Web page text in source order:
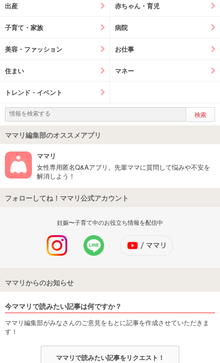
出産 赤ちゃん・育児
子育て・家族 病院
美容・ファッション お仕事
住まい マネー
トレンド・イベント
ママリ編集部のオススメアプリ
ママリ
女性専用匿名Q&Aアプリ。先輩ママに質問して悩みや不安を
解消しよう！
フォローしてね！ママリ公式アカウント
妊娠〜子育て中のお役立ち情報を配信中
ママリからのお知らせ
今ママリで読みたい記事は何ですか？
ママリ編集部がみなさんのご意見をもとに記事を作成させていただきま
す！
ママリで読みたい記事をリクエスト！